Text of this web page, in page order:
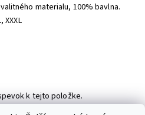
materialu, 100% bavlna.
XXXL
k tejto položke.